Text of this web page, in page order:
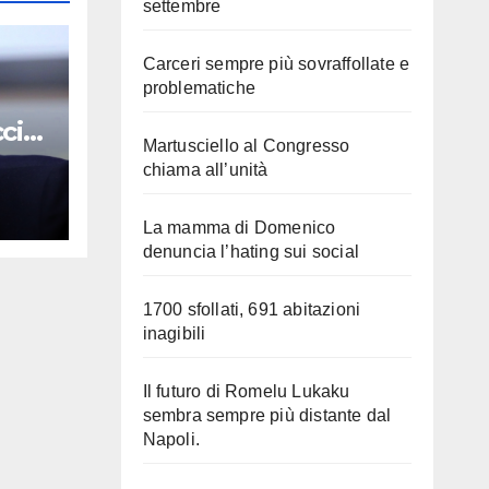
settembre
Carceri sempre più sovraffollate e
problematiche
Martusciello al Congresso
chiama all’unità
La mamma di Domenico
denuncia l’hating sui social
1700 sfollati, 691 abitazioni
inagibili
Il futuro di Romelu Lukaku
sembra sempre più distante dal
Napoli.